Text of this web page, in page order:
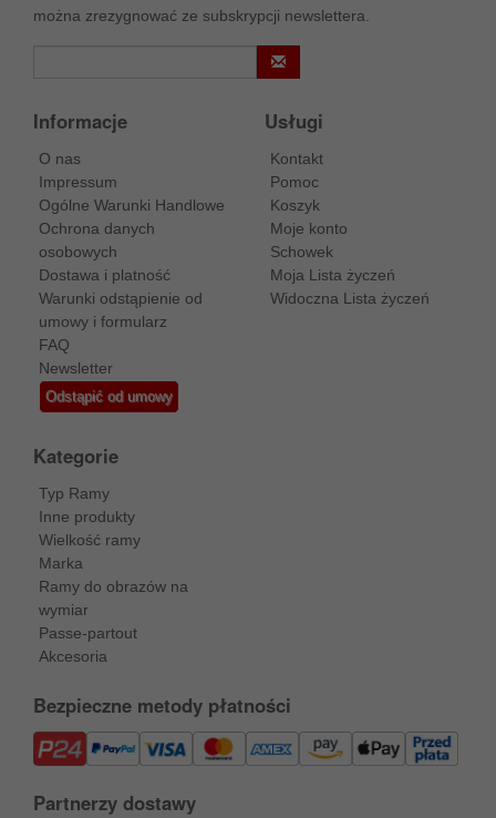
można zrezygnować ze subskrypcji newslettera.
Informacje
O nas
Impressum
Ogólne Warunki Handlowe
Ochrona danych
osobowych
Dostawa i platność
Warunki odstąpienie od
umowy i formularz
FAQ
Newsletter
Odstąpić od umowy
Usługi
Kontakt
Pomoc
Koszyk
Moje konto
Schowek
Moja Lista życzeń
Widoczna Lista życzeń
Kategorie
Typ Ramy
Inne produkty
Wielkość ramy
Marka
Ramy do obrazów na
wymiar
Passe-partout
Akcesoria
Bezpieczne metody płatności
Partnerzy dostawy